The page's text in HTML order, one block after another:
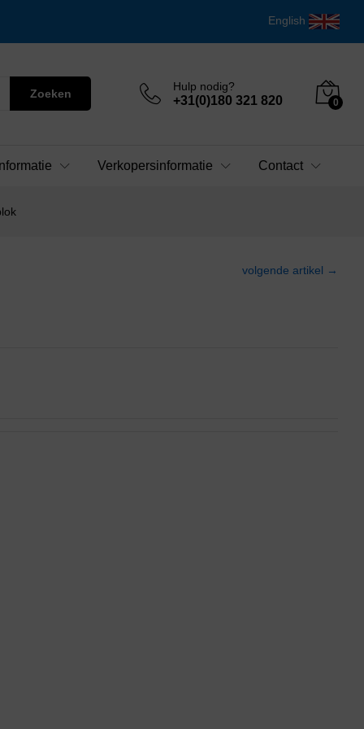
English
Zoeken
Hulp nodig?
+31(0)180 321 820 0
Verkopersinformatie Contact
volgende artikel →